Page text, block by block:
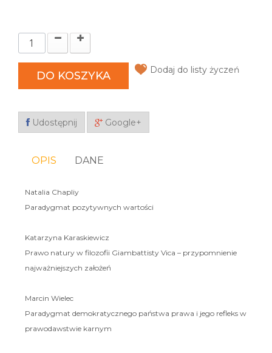
DO KOSZYKA Dodaj do listy życzeń
Udostępnij Google+
OPIS DANE
Natalia Chapliy
Paradygmat pozytywnych wartości
Katarzyna Karaskiewicz
Prawo natury w filozofii Giambattisty Vica – przypomnienie
najważniejszych założeń
Marcin Wielec
Paradygmat demokratycznego państwa prawa i jego refleks w
prawodawstwie karnym